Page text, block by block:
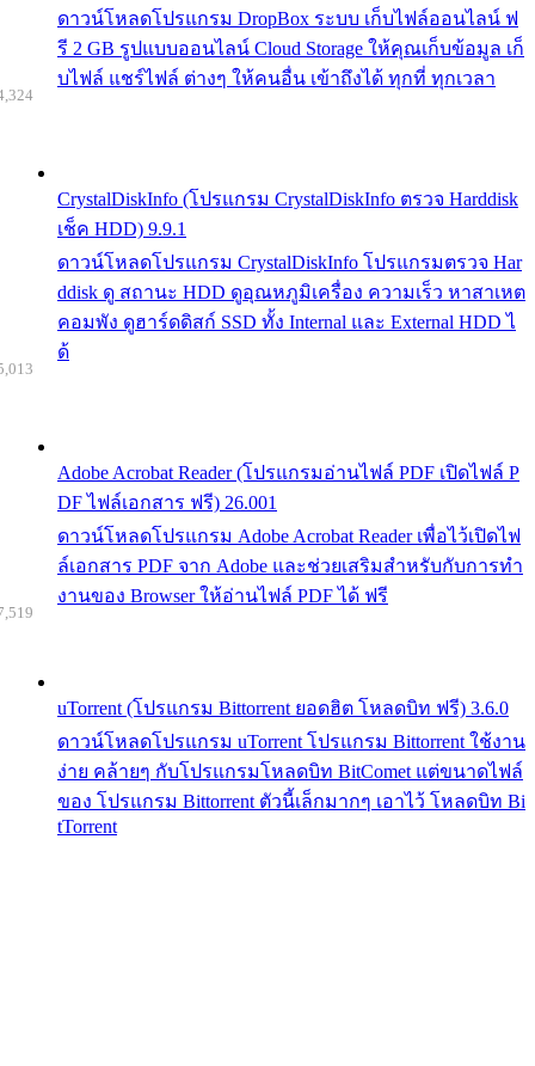
ดาวน์โหลดโปรแกรม DropBox ระบบ เก็บไฟล์ออนไลน์ ฟ
รี 2 GB รูปแบบออนไลน์ Cloud Storage ให้คุณเก็บข้อมูล เก็
บไฟล์ แชร์ไฟล์ ต่างๆ ให้คนอื่น เข้าถึงได้ ทุกที่ ทุกเวลา
CrystalDiskInfo (โปรแกรม CrystalDiskInfo ตรวจ Harddisk
เช็ค HDD) 9.9.1
ดาวน์โหลดโปรแกรม CrystalDiskInfo โปรแกรมตรวจ Har
ddisk ดู สถานะ HDD ดูอุณหภูมิเครื่อง ความเร็ว หาสาเหต
คอมพัง ดูฮาร์ดดิสก์ SSD ทั้ง Internal และ External HDD ไ
ด้
Adobe Acrobat Reader (โปรแกรมอ่านไฟล์ PDF เปิดไฟล์ P
DF ไฟล์เอกสาร ฟรี) 26.001
ดาวน์โหลดโปรแกรม Adobe Acrobat Reader เพื่อไว้เปิดไฟ
ล์เอกสาร PDF จาก Adobe และช่วยเสริมสำหรับกับการทำ
งานของ Browser ให้อ่านไฟล์ PDF ได้ ฟรี
uTorrent (โปรแกรม Bittorrent ยอดฮิต โหลดบิท ฟรี) 3.6.0
ดาวน์โหลดโปรแกรม uTorrent โปรแกรม Bittorrent ใช้งาน
ง่าย คล้ายๆ กับโปรแกรมโหลดบิท BitComet แต่ขนาดไฟล์
ของ โปรแกรม Bittorrent ตัวนี้เล็กมากๆ เอาไว้ โหลดบิท Bi
tTorrent